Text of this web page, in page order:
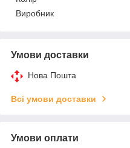
Виробник
Умови доставки
Нова Пошта
Всі умови доставки
Умови оплати